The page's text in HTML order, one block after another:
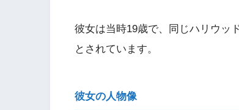
彼女は当時19歳で、同じハリウッ
とされています。
彼女の人物像